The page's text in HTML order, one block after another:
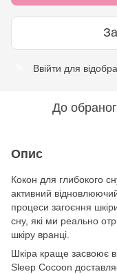
Ввійти для
До
Опис
Кокон для глибокого
активний
процеси загоєння
сну, які ми реально
шкіру вранці.
Шкіра краще засвоює
Sleep Cocoon